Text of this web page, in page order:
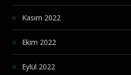
Kasım 2022
Ekim 2022
Eylül 2022